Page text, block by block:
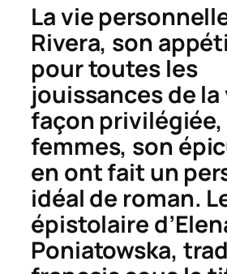
La vie
Rivera, son
pour toutes les
jouissances de
façon
femmes, son
en ont fait un
idéal de roman.
épistolaire
Poniatowska,